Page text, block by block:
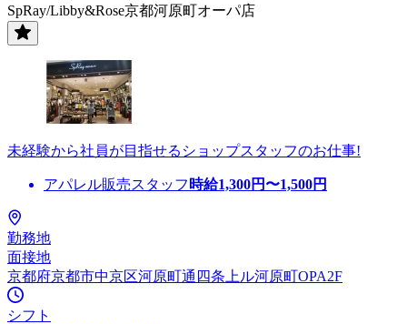
SpRay/Libby&Rose京都河原町オーパ店
未経験から社員が目指せるショップスタッフのお仕事!
アパレル販売スタッフ 時給1,300円〜1,500円
勤務地
面接地
京都府京都市中京区河原町通四条上ル河原町OPA2F
シフト